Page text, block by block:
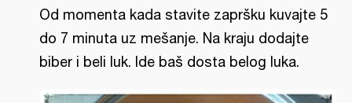
Od momenta kada stavite zapršku kuvajte 5
do 7 minuta uz mešanje. Na kraju dodajte
biber i beli luk. Ide baš dosta belog luka.